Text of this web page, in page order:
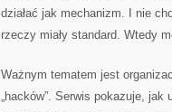
działać jak mechanizm. I nie
rzeczy miały standard. Wtedy
Ważnym tematem jest
„hacków”. Serwis pokazuje,